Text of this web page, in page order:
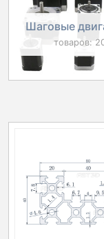
Шаговые
товаров: